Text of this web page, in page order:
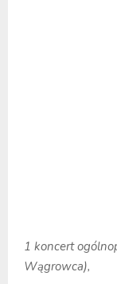
1 koncert
Wągrowca),